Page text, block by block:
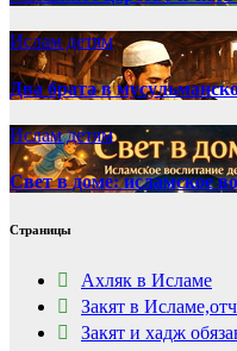
Ислам детям
Два брата в
Ислам детям
Свет в доме: исламское
Страницы
Ахляк в Исламе
Закят в
Закят и хадж